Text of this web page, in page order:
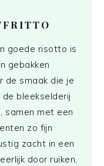
goede risotto is
gebakken
de smaak die je
bleekselderij
samen met een
zo fijn
zacht in een
door ruiken,